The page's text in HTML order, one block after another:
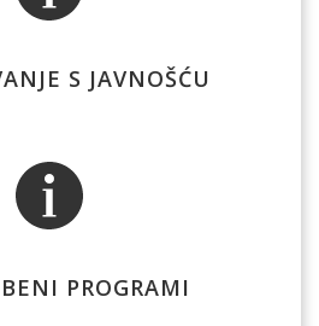
S JAVNOŠĆU
PROGRAMI